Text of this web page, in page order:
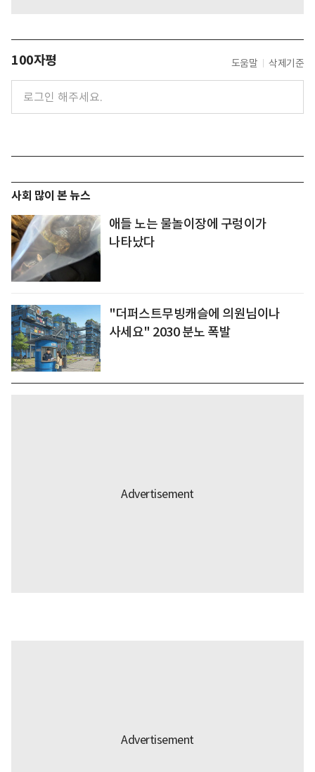
100자평 도움말 삭제기준
사회 많이 본 뉴스
애들 노는 물놀이장에 구렁이가
나타났다
"더퍼스트무빙캐슬에 의원님이나
사세요" 2030 분노 폭발